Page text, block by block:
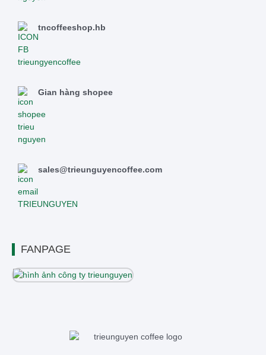
tncoffeeshop.hb
Gian hàng shopee
sales@trieunguyencoffee.com
FANPAGE